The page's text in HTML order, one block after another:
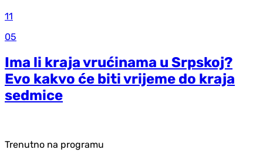
11
05
Ima li kraja vrućinama u Srpskoj?
Evo kakvo će biti vrijeme do kraja
sedmice
Trenutno na programu